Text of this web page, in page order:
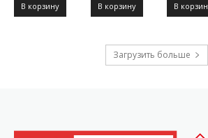
В корзину В корзину В
Загрузить больше